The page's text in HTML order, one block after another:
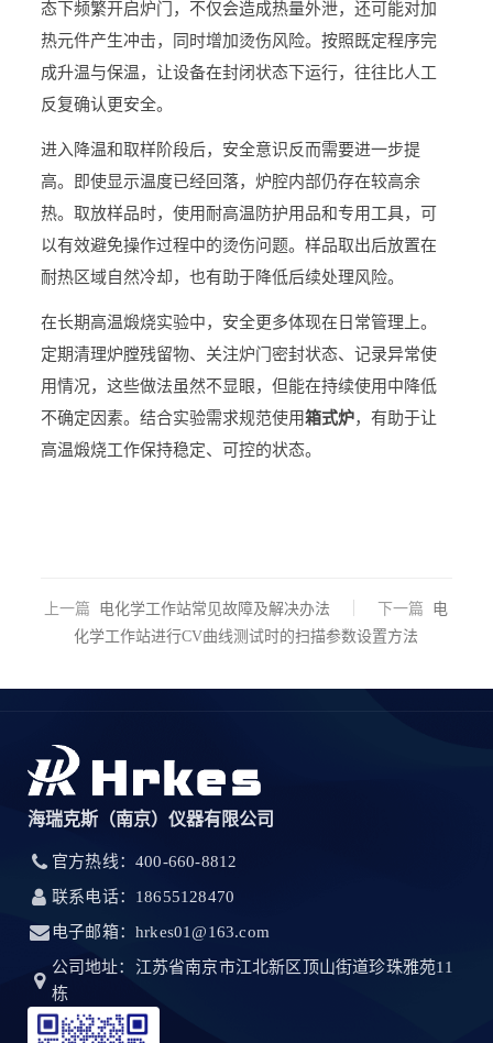
态下频繁开启炉门，不仅会造成热量外泄，还可能对加
热元件产生冲击，同时增加烫伤风险。按照既定程序完
成升温与保温，让设备在封闭状态下运行，往往比人工
反复确认更安全。
进入降温和取样阶段后，安全意识反而需要进一步提
高。即使显示温度已经回落，炉腔内部仍存在较高余
热。取放样品时，使用耐高温防护用品和专用工具，可
以有效避免操作过程中的烫伤问题。样品取出后放置在
耐热区域自然冷却，也有助于降低后续处理风险。
在长期高温煅烧实验中，安全更多体现在日常管理上。
定期清理炉膛残留物、关注炉门密封状态、记录异常使
用情况，这些做法虽然不显眼，但能在持续使用中降低
不确定因素。结合实验需求规范使用箱式炉，有助于让
高温煅烧工作保持稳定、可控的状态。
上一篇 电化学工作站常见故障及解决办法 下一篇
电
化学工作站进行CV曲线测试时的扫描参数设置方法
海瑞克斯（南京）仪器有限公司
官方热线：400-660-8812
联系电话：18655128470
电子邮箱：hrkes01@163.com
公司地址：江苏省南京市江北新区顶山街道珍珠雅苑11
栋